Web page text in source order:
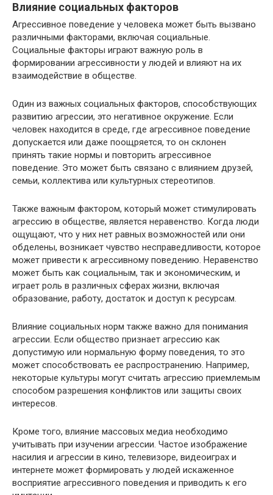
Влияние социальных факторов
Агрессивное поведение у человека может быть вызвано
различными факторами, включая социальные.
Социальные факторы играют важную роль в
формировании агрессивности у людей и влияют на их
взаимодействие в обществе.
Один из важных социальных факторов, способствующих
развитию агрессии, это негативное окружение. Если
человек находится в среде, где агрессивное поведение
допускается или даже поощряется, то он склонен
принять такие нормы и повторить агрессивное
поведение. Это может быть связано с влиянием друзей,
семьи, коллектива или культурных стереотипов.
Также важным фактором, который может стимулировать
агрессию в обществе, является неравенство. Когда люди
ощущают, что у них нет равных возможностей или они
обделены, возникает чувство несправедливости, которое
может привести к агрессивному поведению. Неравенство
может быть как социальным, так и экономическим, и
играет роль в различных сферах жизни, включая
образование, работу, достаток и доступ к ресурсам.
Влияние социальных норм также важно для понимания
агрессии. Если общество признает агрессию как
допустимую или нормальную форму поведения, то это
может способствовать ее распространению. Например,
некоторые культуры могут считать агрессию приемлемым
способом разрешения конфликтов или защиты своих
интересов.
Кроме того, влияние массовых медиа необходимо
учитывать при изучении агрессии. Частое изображение
насилия и агрессии в кино, телевизоре, видеоиграх и
интернете может формировать у людей искаженное
восприятие агрессивного поведения и приводить к его